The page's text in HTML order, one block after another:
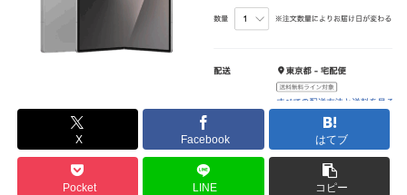
X Facebook はてブ
Pocket LINE コピー